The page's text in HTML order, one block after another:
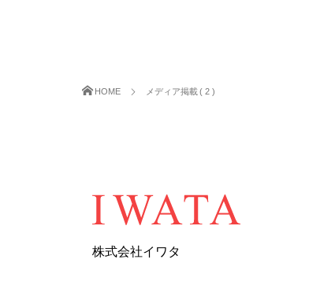
HOME メディア掲載 ( 2 )
株式会社イワタ